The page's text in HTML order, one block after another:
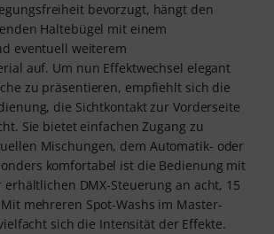
bevorzugt, hängt den
Haltebügel mit einem
eventuell weiterem
auf. Um nun Effektwechsel elegant
zu präsentieren, empfiehlt sich die
die Sichtkontakt zur Vorderseite
Sie bietet einfachen Zugang zu
Mischungen, dem Automatik- oder
komfortabel ist die Bedienung mit
DMX-Steuerung an acht, 15
mehreren Spot-Washs im Master-
sich die Intensität der Effekte.